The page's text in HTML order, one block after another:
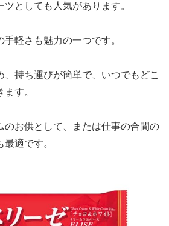
ツとしても人気があります。
軽さも魅力の一つです。
、持ち運びが簡単で、いつでもどこ
す。
のお供として、または仕事の合間の
適です。